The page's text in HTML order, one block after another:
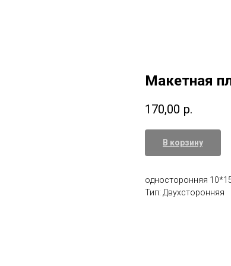
Макетная
170,00 р.
В корзину
односторонняя
Тип: Двухсторонняя